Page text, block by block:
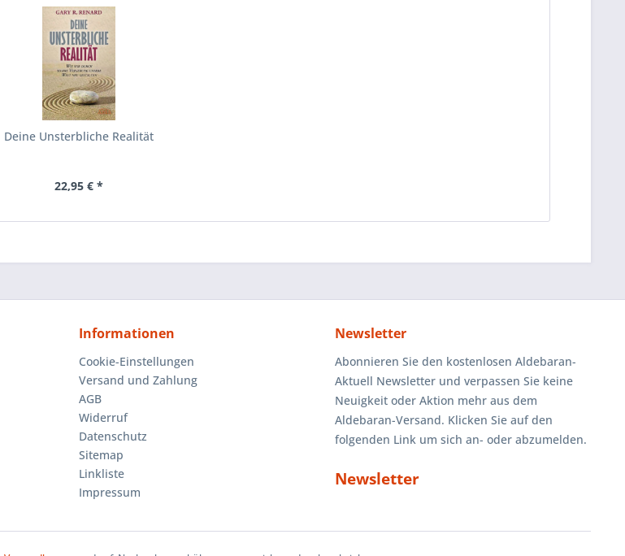
Deine Unsterbliche Realität
22,95 € *
Informationen
Cookie-Einstellungen
Versand und Zahlung
AGB
Widerruf
Datenschutz
Sitemap
Linkliste
Impressum
Newsletter
Abonnieren Sie den kostenlosen Aldebaran-
Aktuell Newsletter und verpassen Sie keine
Neuigkeit oder Aktion mehr aus dem
Aldebaran-Versand. Klicken Sie auf den
folgenden Link um sich an- oder abzumelden.
Newsletter